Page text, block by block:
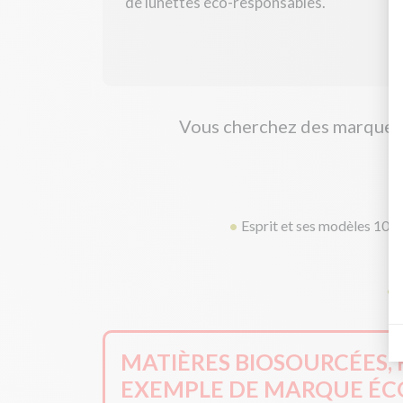
Vous cherchez des
Esprit et ses modèles
MATIÈRES
EXEMPLE DE MARQUE